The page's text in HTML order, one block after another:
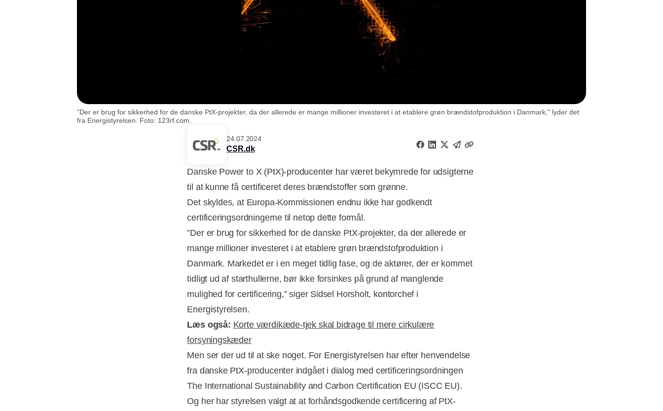
”Der er brug for sikkerhed for de danske PtX-projekter, da der allerede er mange millioner investeret i at etablere grøn brændstofproduktion i Danmark," lyder det
fra Energistyrelsen. Foto: 123rf.com.
24.07.2024
CSR.dk
Danske Power to X (PtX)-producenter har været bekymrede for udsigterne
til at kunne få certificeret deres brændstoffer som grønne.
Det skyldes, at Europa-Kommissionen endnu ikke har godkendt
certificeringsordningerne til netop dette formål.
Annonce
”Der er brug for sikkerhed for de danske PtX-projekter, da der allerede er
mange millioner investeret i at etablere grøn brændstofproduktion i
Danmark. Markedet er i en meget tidlig fase, og de aktører, der er kommet
tidligt ud af starthullerne, bør ikke forsinkes på grund af manglende
mulighed for certificering,” siger Sidsel Horsholt, kontorchef i
Energistyrelsen.
Læs også: Korte værdikæde-tjek skal bidrage til mere cirkulære
forsyningskæder
Men ser der ud til at ske noget. For Energistyrelsen har efter henvendelse
fra danske PtX-producenter indgået i dialog med certificeringsordningen
The International Sustainability and Carbon Certification EU (ISCC EU).
Og her har styrelsen valgt at at forhåndsgodkende certificering af PtX-